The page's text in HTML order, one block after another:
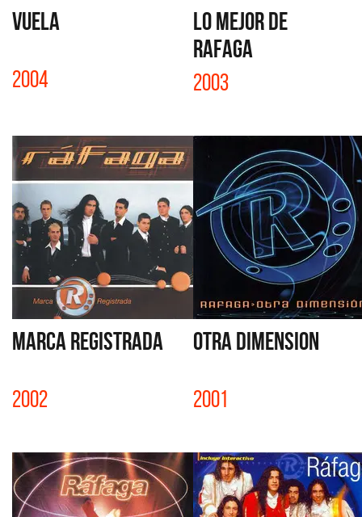
VUELA
2004
LO MEJOR DE
RAFAGA
2003
MARCA REGISTRADA
2002
OTRA DIMENSION
2001